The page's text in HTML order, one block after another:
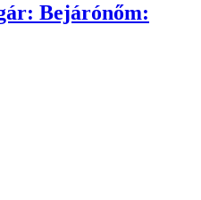
Bejárónőm: